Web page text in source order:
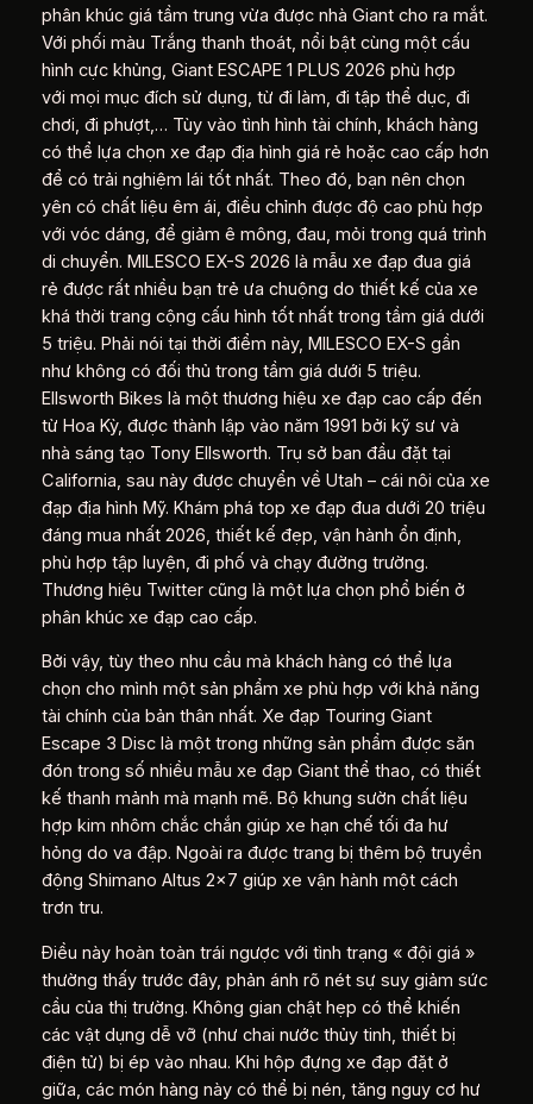
phân khúc giá tầm trung vừa được nhà Giant cho ra mắt.
Với phối màu Trắng thanh thoát, nổi bật cùng một cấu
hình cực khủng, Giant ESCAPE 1 PLUS 2026 phù hợp
với mọi mục đích sử dụng, từ đi làm, đi tập thể dục, đi
chơi, đi phượt,… Tùy vào tình hình tài chính, khách hàng
có thể lựa chọn xe đạp địa hình giá rẻ hoặc cao cấp hơn
để có trải nghiệm lái tốt nhất. Theo đó, bạn nên chọn
yên có chất liệu êm ái, điều chỉnh được độ cao phù hợp
với vóc dáng, để giảm ê mông, đau, mỏi trong quá trình
di chuyển. MILESCO EX-S 2026 là mẫu xe đạp đua giá
rẻ được rất nhiều bạn trẻ ưa chuộng do thiết kế của xe
khá thời trang cộng cấu hình tốt nhất trong tầm giá dưới
5 triệu. Phải nói tại thời điểm này, MILESCO EX-S gần
như không có đối thủ trong tầm giá dưới 5 triệu.
Ellsworth Bikes là một thương hiệu xe đạp cao cấp đến
từ Hoa Kỳ, được thành lập vào năm 1991 bởi kỹ sư và
nhà sáng tạo Tony Ellsworth. Trụ sở ban đầu đặt tại
California, sau này được chuyển về Utah – cái nôi của xe
đạp địa hình Mỹ. Khám phá top xe đạp đua dưới 20 triệu
đáng mua nhất 2026, thiết kế đẹp, vận hành ổn định,
phù hợp tập luyện, đi phố và chạy đường trường.
Thương hiệu Twitter cũng là một lựa chọn phổ biến ở
phân khúc xe đạp cao cấp.
Bởi vậy, tùy theo nhu cầu mà khách hàng có thể lựa
chọn cho mình một sản phẩm xe phù hợp với khả năng
tài chính của bản thân nhất. Xe đạp Touring Giant
Escape 3 Disc là một trong những sản phẩm được săn
đón trong số nhiều mẫu xe đạp Giant thể thao, có thiết
kế thanh mảnh mà mạnh mẽ. Bộ khung sườn chất liệu
hợp kim nhôm chắc chắn giúp xe hạn chế tối đa hư
hỏng do va đập. Ngoài ra được trang bị thêm bộ truyền
động Shimano Altus 2×7 giúp xe vận hành một cách
trơn tru.
Điều này hoàn toàn trái ngược với tình trạng « đội giá »
thường thấy trước đây, phản ánh rõ nét sự suy giảm sức
cầu của thị trường. Không gian chật hẹp có thể khiến
các vật dụng dễ vỡ (như chai nước thủy tinh, thiết bị
điện tử) bị ép vào nhau. Khi hộp đựng xe đạp đặt ở
giữa, các món hàng này có thể bị nén, tăng nguy cơ hư